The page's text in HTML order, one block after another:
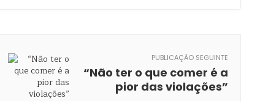
PUBLICAÇÃO SEGUINTE
“Não ter o que comer é a
pior das violações”